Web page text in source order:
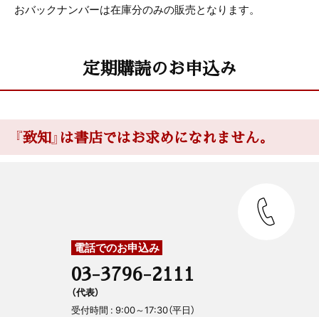
おバックナンバーは在庫分のみの販売となります。
定期購読のお申込み
『致知』は書店ではお求めになれません。
電話でのお申込み
03-3796-2111
（代表）
受付時間 : 9:00～17:30（平日）